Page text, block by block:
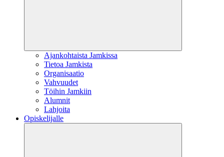
Ajankohtaista Jamkissa
Tietoa Jamkista
Organisaatio
Vahvuudet
Töihin Jamkiin
Alumnit
Lahjoita
Opiskelijalle